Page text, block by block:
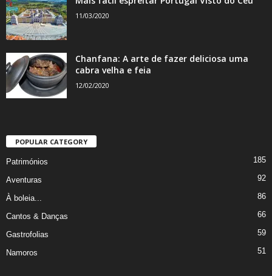
11/03/2020
Chanfana: A arte de fazer deliciosa uma
cabra velha e feia
12/02/2020
POPULAR CATEGORY
Patrimónios 185
Aventuras 92
À boleia... 86
Cantos & Danças 66
Gastrofolias 59
Namoros 51